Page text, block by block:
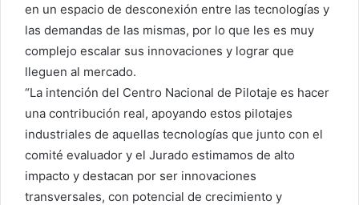
en un espacio de desconexión entre las tecnologías y
las demandas de las mismas, por lo que les es muy
complejo escalar sus innovaciones y lograr que
lleguen al mercado.
“La intención del Centro Nacional de Pilotaje es hacer
una contribución real, apoyando estos pilotajes
industriales de aquellas tecnologías que junto con el
comité evaluador y el Jurado estimamos de alto
impacto y destacan por ser innovaciones
transversales, con potencial de crecimiento y